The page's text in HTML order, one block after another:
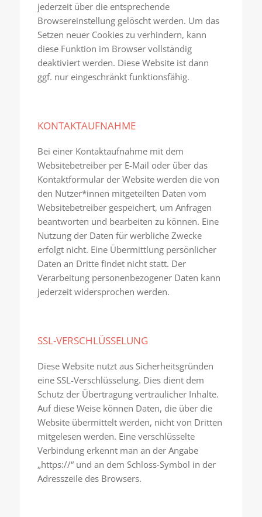
jederzeit über die entsprechende
Browsereinstellung gelöscht werden. Um das
Setzen neuer Cookies zu verhindern, kann
diese Funktion im Browser vollständig
deaktiviert werden. Diese Website ist dann
ggf. nur eingeschränkt funktionsfähig.
KONTAKTAUFNAHME
Bei einer Kontaktaufnahme mit dem
Websitebetreiber per E-Mail oder über das
Kontaktformular der Website werden die von
den Nutzer*innen mitgeteilten Daten vom
Websitebetreiber gespeichert, um Anfragen
beantworten und bearbeiten zu können. Eine
Nutzung der Daten für werbliche Zwecke
erfolgt nicht. Eine Übermittlung persönlicher
Daten an Dritte findet nicht statt. Der
Verarbeitung personenbezogener Daten kann
jederzeit widersprochen werden.
SSL-VERSCHLÜSSELUNG
Diese Website nutzt aus Sicherheitsgründen
eine SSL-Verschlüsselung. Dies dient dem
Schutz der Übertragung vertraulicher Inhalte.
Auf diese Weise können Daten, die über die
Website übermittelt werden, nicht von Dritten
mitgelesen werden. Eine verschlüsselte
Verbindung erkennt man an der Angabe
„https://“ und an dem Schloss-Symbol in der
Adresszeile des Browsers.